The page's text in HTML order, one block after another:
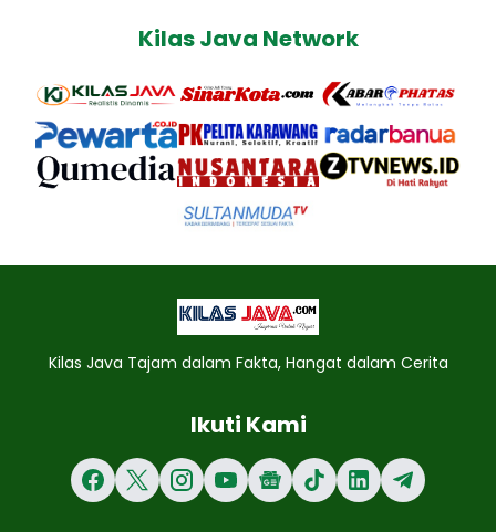
Kilas Java Network
Kilas Java Tajam dalam Fakta, Hangat dalam Cerita
Ikuti Kami